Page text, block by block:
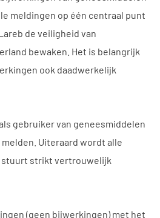
meldingen op één centraal punt
de veiligheid van
bewaken. Het is belangrijk
ook daadwerkelijk
gebruiker van geneesmiddelen
Uiteraard wordt alle
stuurt strikt vertrouwelijk
(geen bijwerkingen) met het